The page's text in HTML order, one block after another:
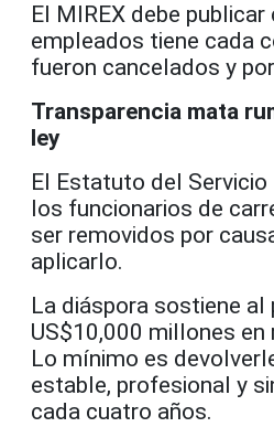
El MIREX debe
empleados tiene cada
fueron cancelados y
Transparencia mata
ley
El Estatuto del Servicio
los funcionarios de
ser removidos por
aplicarlo.
La diáspora sostiene al
US$10,000 millones en
Lo mínimo es
estable, profesional y
cada cuatro años.